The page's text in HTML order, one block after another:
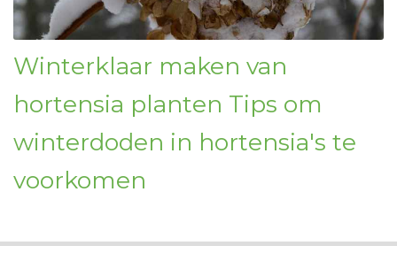
Winterklaar maken van
hortensia planten Tips om
winterdoden in hortensia's te
voorkomen